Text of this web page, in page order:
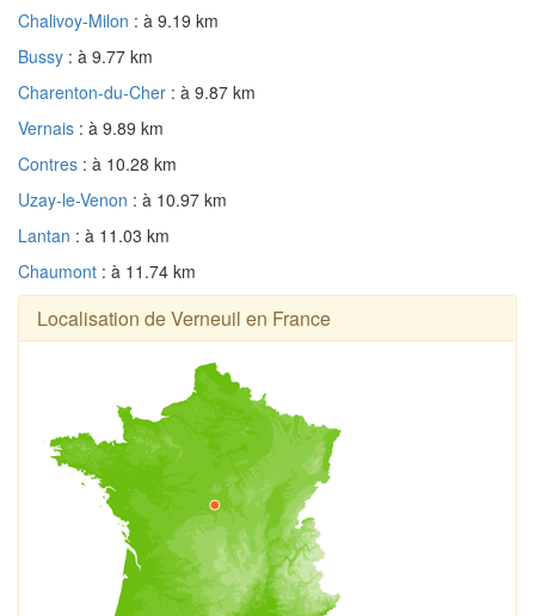
Chalivoy-Milon : à 9.19 km
Bussy : à 9.77 km
Charenton-du-Cher : à 9.87 km
Vernais : à 9.89 km
Contres : à 10.28 km
Uzay-le-Venon : à 10.97 km
Lantan : à 11.03 km
Chaumont : à 11.74 km
Localisation de Verneuil en France